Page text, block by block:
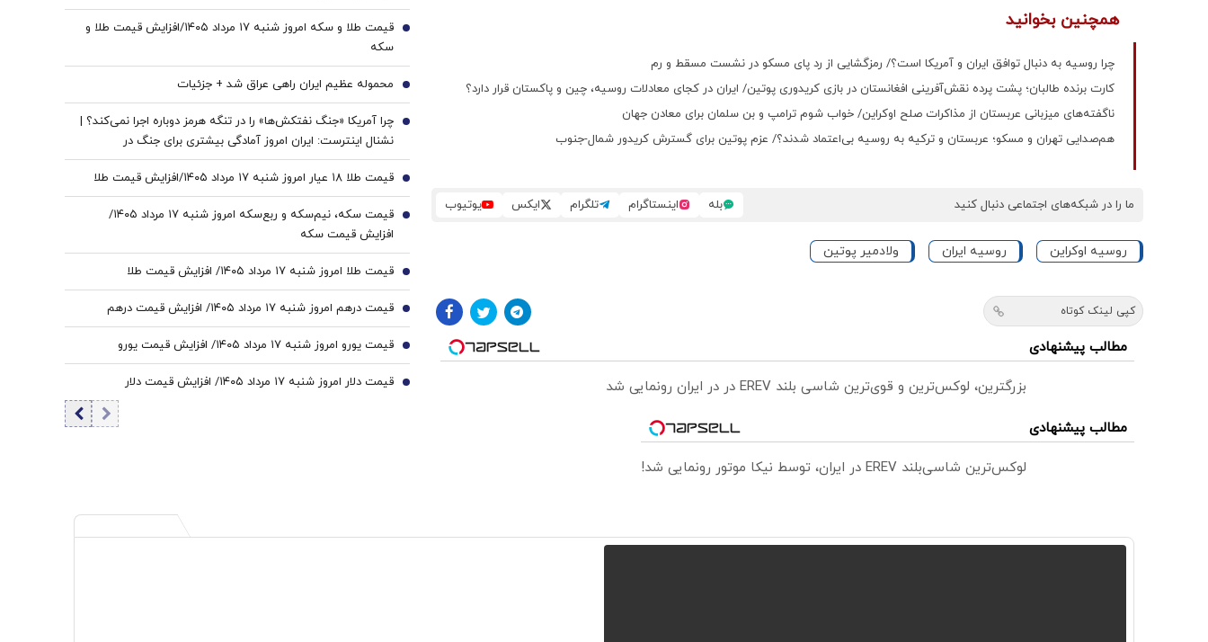
همچنین بخوانید
چرا روسیه به دنبال توافق ایران و آمریکا است؟/ رمزگشایی از رد پای مسکو در نشست مسقط و رم
کارت برنده طالبان؛ پشت پرده نقش‌آفرینی افغانستان در بازی کریدوری پوتین/ ایران در کجای معادلات روسیه، چین و پاکستان قرار دارد؟
ناگفته‌های میزبانی عربستان از مذاکرات صلح اوکراین/ خواب شوم ترامپ و بن سلمان برای معادن جهان
هم‌صدایی تهران و مسکو؛ عربستان و ترکیه به روسیه بی‌اعتماد شدند؟/ عزم پوتین برای گسترش کریدور شمال-جنوب
ما را در شبکه‌های اجتماعی دنبال کنید بله اینستاگرام تلگرام ایکس یوتیوب
روسیه اوکراین روسیه ایران ولادمیر پوتین
کپی لینک کوتاه
مطالب پیشنهادی
بزرگترین، لوکس‌ترین و قوی‌ترین شاسی بلند EREV در در ایران رونمایی شد
مطالب پیشنهادی
لوکس‌ترین شاسی‌بلند EREV در ایران، توسط نیکا موتور رونمایی شد!
قیمت طلا و سکه امروز شنبه ۱۷ مرداد ۱۴۰۵/افزایش قیمت طلا و
سکه
2
محموله عظیم ایران راهی عراق شد + جزئیات 3
چرا آمریکا «جنگ نفتکش‌ها» را در تنگه هرمز دوباره اجرا نمی‌کند؟ |
نشنال اینترست: ایران امروز آمادگی بیشتری برای جنگ در
خلیج‌فارس دارد
4
قیمت طلا ۱۸ عیار امروز شنبه ۱۷ مرداد ۱۴۰۵/افزایش قیمت طلا 5
قیمت سکه، نیم‌سکه و ربع‌سکه امروز شنبه ۱۷ مرداد ۱۴۰۵/
افزایش قیمت سکه
6
قیمت طلا امروز شنبه ۱۷ مرداد ۱۴۰۵/ افزایش قیمت طلا 7
قیمت درهم امروز شنبه ۱۷ مرداد ۱۴۰۵/ افزایش قیمت درهم 8
قیمت یورو امروز شنبه ۱۷ مرداد ۱۴۰۵/ افزایش قیمت یورو 9
قیمت دلار امروز شنبه ۱۷ مرداد ۱۴۰۵/ افزایش قیمت دلار 10